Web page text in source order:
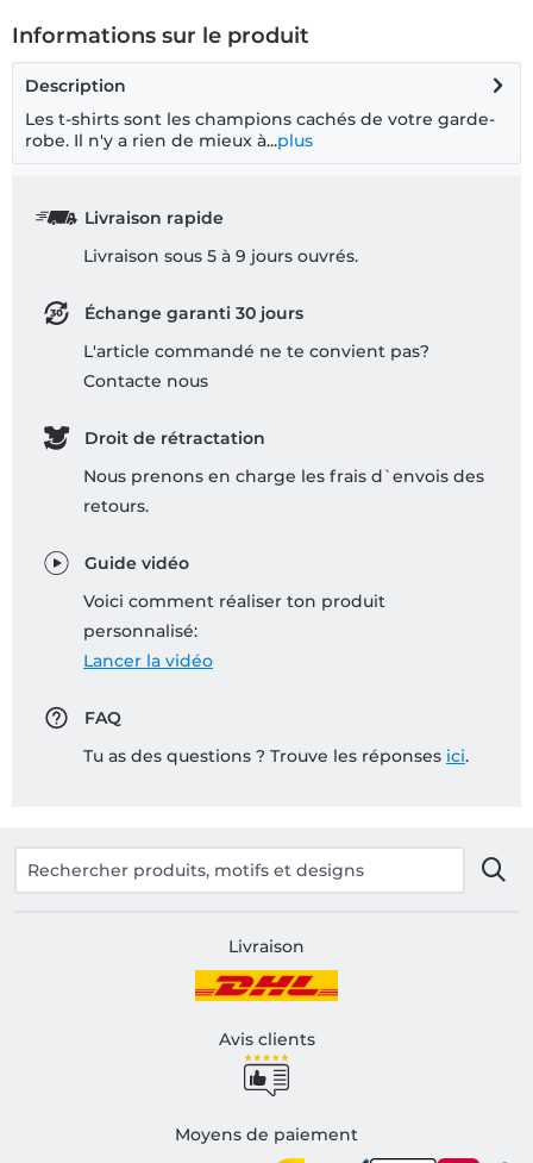
Informations sur le produit
Description
Les t-shirts sont les champions cachés de votre garde-
robe. Il n'y a rien de mieux à...plus
Livraison rapide
Livraison sous 5 à 9 jours ouvrés.
Échange garanti 30 jours
L'article commandé ne te convient pas?
Contacte nous
Droit de rétractation
Nous prenons en charge les frais d`envois des
retours.
Guide vidéo
Voici comment réaliser ton produit
personnalisé:
Lancer la vidéo
FAQ
Tu as des questions ? Trouve les réponses ici.
Livraison
Avis clients
Moyens de paiement